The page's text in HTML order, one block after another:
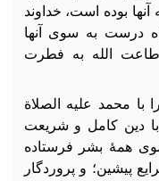
بوده است، خداوند
درست به سوی آنها
طاعت الله به فطرت
با محمد علیه الصلاة
با دین کامل و شریعت
همهٔ بشر فرستاده
پیشین؛ و پروردگار